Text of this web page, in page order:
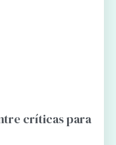
críticas para